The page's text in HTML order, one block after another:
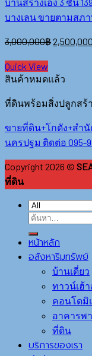
บางเลน ขายตามสภ
3,000,000฿2,500,000
Quick View
สินค้าหมดแล้ว
ที่ดินพร้อมสิ่งปลูกสร้
ขายที่ดิน+โกดัง+สำนั
นครปฐม ติดต่อ 095-
Copyright 2026 ©
ที่ดิน
หน้าหลัก
อสังหาริมทรัพย์
บ้านเดี่ยว
ทาวน์เฮ้
คอนโดมิ
อาคารพ
ที่ดิน
บริการของเรา